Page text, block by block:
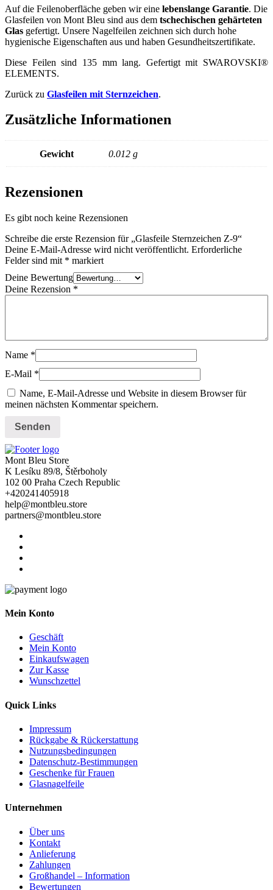
Auf die Feilenoberfläche geben wir eine lebenslange Garantie. Die
Glasfeilen von Mont Bleu sind aus dem tschechischen gehärteten
Glas gefertigt. Unsere Nagelfeilen zeichnen sich durch hohe
hygienische Eigenschaften aus und haben Gesundheitszertifikate.
Diese Feilen sind 135 mm lang. Gefertigt mit SWAROVSKI®
ELEMENTS.
Zurück zu Glasfeilen mit Sternzeichen.
Zusätzliche Informationen
Gewicht 0.012 g
Rezensionen
Es gibt noch keine Rezensionen
Schreibe die erste Rezension für „Glasfeile Sternzeichen Z-9“
Deine E-Mail-Adresse wird nicht veröffentlicht. Erforderliche
Felder sind mit * markiert
Deine Bewertung
Deine Rezension *
Name *
E-Mail *
Name, E-Mail-Adresse und Website in diesem Browser für
meinen nächsten Kommentar speichern.
Mont Bleu Store
K Lesíku 89/8, Štěrboholy
102 00 Praha Czech Republic
+420241405918
help@montbleu.store
partners@montbleu.store
Mein Konto
Geschäft
Mein Konto
Einkaufswagen
Zur Kasse
Wunschzettel
Quick Links
Impressum
Rückgabe & Rückerstattung
Nutzungsbedingungen
Datenschutz-Bestimmungen
Geschenke für Frauen
Glasnagelfeile
Unternehmen
Über uns
Kontakt
Anlieferung
Zahlungen
Großhandel – Information
Bewertungen